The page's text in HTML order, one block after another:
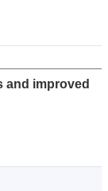
and improved